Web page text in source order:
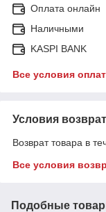
Оплата онлайн
Наличными
KASPI BANK
Все условия
Условия
Возврат товара в
Все условия
Подобные